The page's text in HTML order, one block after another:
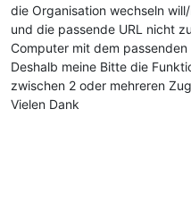
die Organisation wechseln
und die passende URL nicht
Computer mit dem passenden
Deshalb meine Bitte die
zwischen 2 oder mehreren
Vielen Dank